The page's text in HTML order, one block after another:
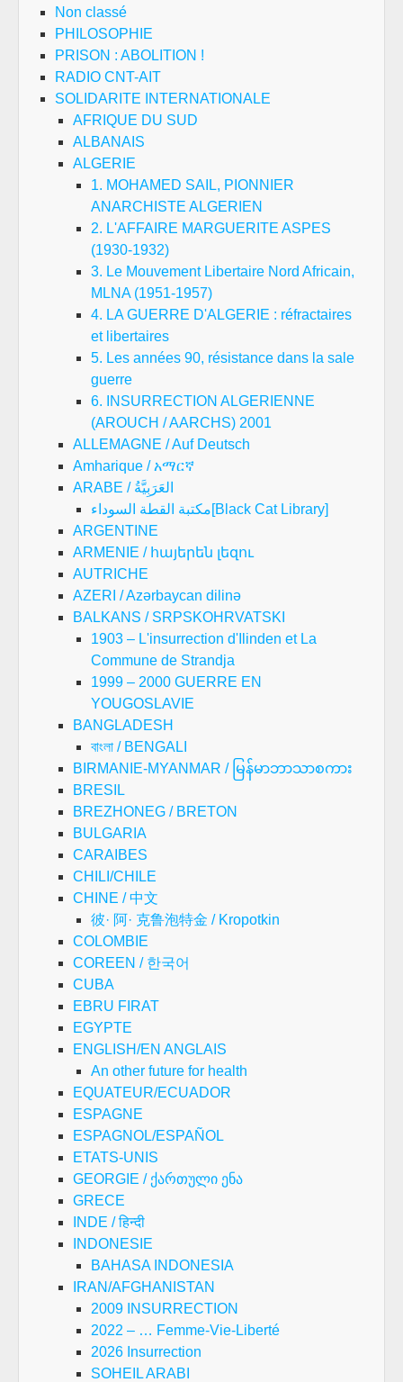
Non classé
PHILOSOPHIE
PRISON : ABOLITION !
RADIO CNT-AIT
SOLIDARITE INTERNATIONALE
AFRIQUE DU SUD
ALBANAIS
ALGERIE
1. MOHAMED SAIL, PIONNIER
ANARCHISTE ALGERIEN
2. L'AFFAIRE MARGUERITE ASPES
(1930-1932)
3. Le Mouvement Libertaire Nord Africain,
MLNA (1951-1957)
4. LA GUERRE D'ALGERIE : réfractaires
et libertaires
5. Les années 90, résistance dans la sale
guerre
6. INSURRECTION ALGERIENNE
(AROUCH / AARCHS) 2001
ALLEMAGNE / Auf Deutsch
Amharique / አማርኛ
ARABE / العَرَبِيَّةُ
مكتبة القطة السوداء[Black Cat Library]
ARGENTINE
ARMENIE / հայերեն լեզու
AUTRICHE
AZERI / Azərbaycan dilinə
BALKANS / SRPSKOHRVATSKI
1903 – L'insurrection d'Ilinden et La
Commune de Strandja
1999 – 2000 GUERRE EN
YOUGOSLAVIE
BANGLADESH
বাংলা / BENGALI
BIRMANIE-MYANMAR / မြန်မာဘာသာစကား
BRESIL
BREZHONEG / BRETON
BULGARIA
CARAIBES
CHILI/CHILE
CHINE / 中文
彼· 阿· 克鲁泡特金 / Kropotkin
COLOMBIE
COREEN / 한국어
CUBA
EBRU FIRAT
EGYPTE
ENGLISH/EN ANGLAIS
An other future for health
EQUATEUR/ECUADOR
ESPAGNE
ESPAGNOL/ESPAÑOL
ETATS-UNIS
GEORGIE / ქართული ენა
GRECE
INDE / हिन्दी
INDONESIE
BAHASA INDONESIA
IRAN/AFGHANISTAN
2009 INSURRECTION
2022 – … Femme-Vie-Liberté
2026 Insurrection
SOHEIL ARABI